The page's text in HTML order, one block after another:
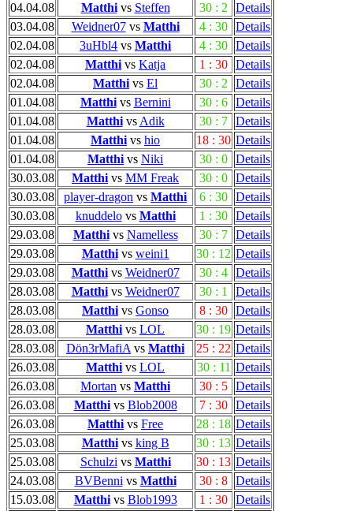
04.04.08
Matthivs Steffen 30 : 2
Details
03.04.08
Weidner07vs Matthi 4 : 30 Details
02.04.08
3uHbl4 vs Matthi 4 : 30 Details
02.04.08
Matthi vs Katja 1 : 30 Details
02.04.08
Matthi vs El 30 : 2
Details
01.04.08
Matthivs Bernini 30 : 6 Details
01.04.08
Matthivs Adik 30 : 7 Details
01.04.08
Matthi vs hio 18 : 30 Details
01.04.08
Matthi vs Niki 30 : 0 Details
30.03.08
Matthi vs MM Freak 30 : 0 Details
30.03.08
player-dragon vs Matthi 6 : 30 Details
30.03.08
knuddelovs Matthi 1 : 30 Details
29.03.08
Matthivs Namelless 30 : 7 Details
29.03.08
Matthivs weini1 30 : 12 Details
29.03.08
Matthivs Weidner07 30 : 4 Details
28.03.08
Matthivs Weidner07 30 : 1
Details
28.03.08
Matthi vs Gonso 8 : 30 Details
28.03.08
Matthi vs LOL 30 : 19 Details
28.03.08
Dön3rMafiA vs Matthi 25 : 22 Details
26.03.08
Matthi vs LOL 30 : 11 Details
26.03.08
Mortan vs Matthi 30 : 5 Details
26.03.08
Matthivs Blob2008 7 : 30 Details
26.03.08
Matthi vs Free 28 : 18 Details
25.03.08
Matthivs king B 30 : 13 Details
25.03.08
Schulzi vs Matthi 30 : 13 Details
24.03.08
BVBenni vs Matthi 30 : 8 Details
15.03.08
Matthivs Blob1993 1 : 30 Details